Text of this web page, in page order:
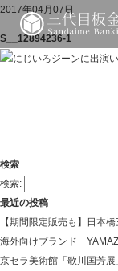
2017年04月07日
S__12894236-1
検索
検索:
最近の投稿
【期間限定販売も】日本
海外向けブランド「
京セラ美術館「歌川国芳